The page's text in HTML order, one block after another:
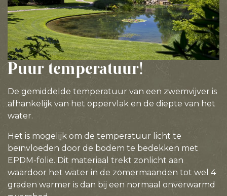
Puur temperatuur!
De gemiddelde temperatuur van een zwemvijver is
afhankelijk van het oppervlak en de diepte van het
water.
Het is mogelijk om de temperatuur licht te
beïnvloeden door de bodem te bedekken met
EPDM-folie. Dit materiaal trekt zonlicht aan
waardoor het water in de zomermaanden tot wel 4
graden warmer is dan bij een normaal onverwarmd